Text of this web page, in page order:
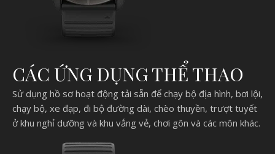
CÁC ỨNG DỤNG THỂ THAO
Sử dụng hồ sơ hoạt động tải sẵn để chạy bộ địa hình, bơi lội,
chạy bộ, xe đạp, đi bộ đường dài, chèo thuyền, trượt tuyết
ở khu nghỉ dưỡng và khu vắng vẻ, chơi gôn và các môn khác.